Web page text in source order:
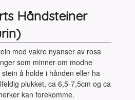
Håndsteiner
med vakre nyanser av rosa
som minner om modne
å holde i hånden eller ha
plukket, ca 6,5-7,5cm og ca
kan forekomme.